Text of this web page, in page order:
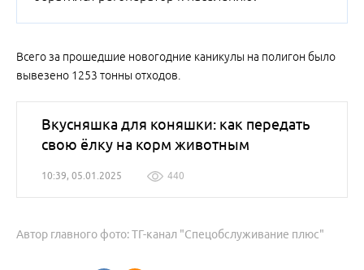
Всего за прошедшие новогодние каникулы на полигон было
вывезено 1253 тонны отходов.
Вкусняшка для коняшки: как передать
свою ёлку на корм животным
10:39, 05.01.2025 440
Автор главного фото: ТГ-канал "Спецобслуживание плюс"